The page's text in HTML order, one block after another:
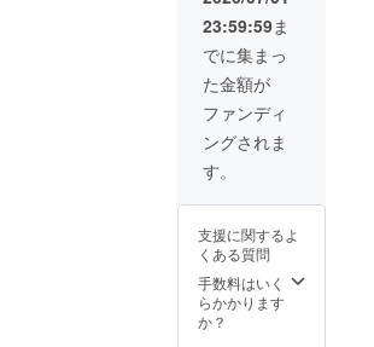
決済に
220円の
手数料
がかか
りま
す。複
数ご支
援いた
まとめ
て申し
込むこ
とをオ
ススメ
いたし
利用可
能店舗
は下記
ＵＲＬ
からご
確認く
ださ
い。
kanko.j
p/ [利用
期間] 応
援券が
届いた
日～令
くださ
い。 空
欄の場
合は、
全額運
営資金
として
受け取
く場合
があり
ますの
でご注
意くだ
さい。
23:59:59ま
でに集まっ
た金額が
ファンディ
ングされま
す。
支援に関するよ
くある質問
手数料はいく
らかかります
か？